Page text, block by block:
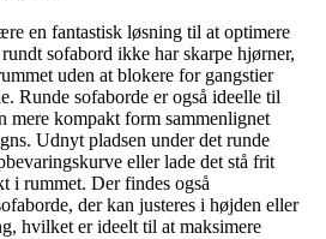
en fantastisk løsning til at optimere
sofabord ikke har skarpe hjørner,
uden at blokere for gangstier
Runde sofaborde er også ideelle til
mere kompakt form sammenlignet
Udnyt pladsen under det runde
eller lade det stå frit
i rummet. Der findes også
der kan justeres i højden eller
hvilket er ideelt til at maksimere